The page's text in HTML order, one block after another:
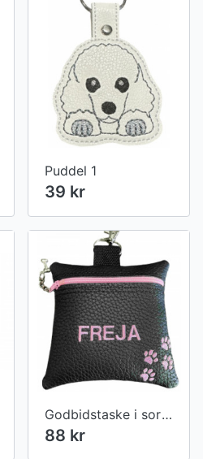
Puddel 1
39 kr
Godbidstaske i sort kunstlæder med poter og navn
88 kr